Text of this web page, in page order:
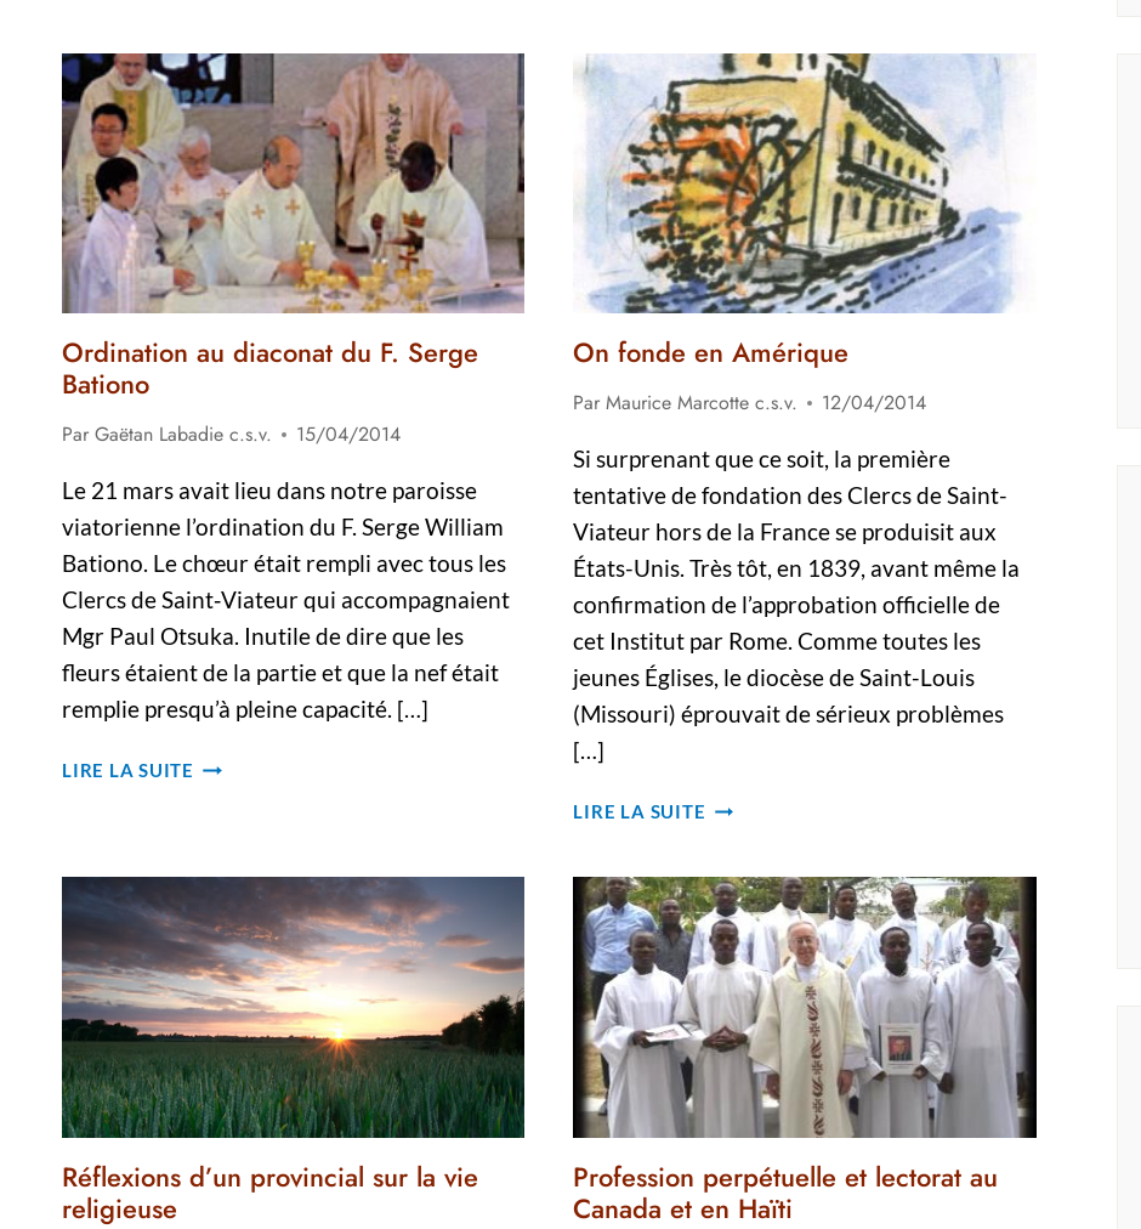
Ordination au diaconat du F. Serge
Bationo
Par Gaëtan Labadie c.s.v.
15/04/2014
Le 21 mars avait lieu dans notre paroisse
viatorienne l’ordination du F. Serge William
Bationo. Le chœur était rempli avec tous les
Clercs de Saint‐Viateur qui accompagnaient
Mgr Paul Otsuka. Inutile de dire que les
fleurs étaient de la partie et que la nef était
remplie presqu’à pleine capacité. […]
LIRE LA SUITE ORDINATION
F.
BATIONO
On fonde en Amérique
ParMaurice Marcotte c.s.v.
12/04/2014
Si surprenant que ce soit, la première
tentative de fondation des Clercs de Saint-
Viateur hors de la France se produisit aux
États-Unis. Très tôt, en 1839, avant même la
confirmation de l’approbation officielle de
cet Institut par Rome. Comme toutes les
jeunes Églises, le diocèse de Saint-Louis
(Missouri) éprouvait de sérieux problèmes
[…]
LIRE LA SUITE ON
AMÉRIQUE
Réflexions d’un provincial sur la vie
religieuse
Profession perpétuelle et lectorat au
Canada et en Haïti